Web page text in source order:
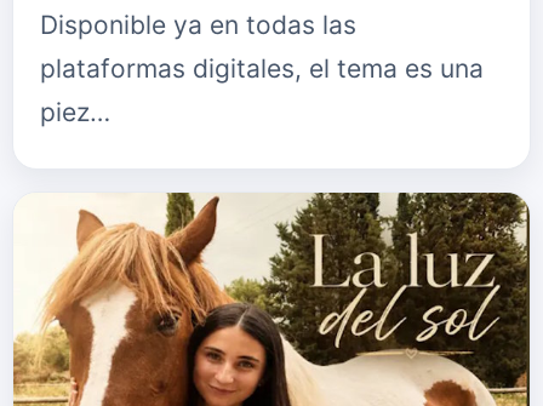
Disponible ya en todas las
plataformas digitales, el tema es una
piez…